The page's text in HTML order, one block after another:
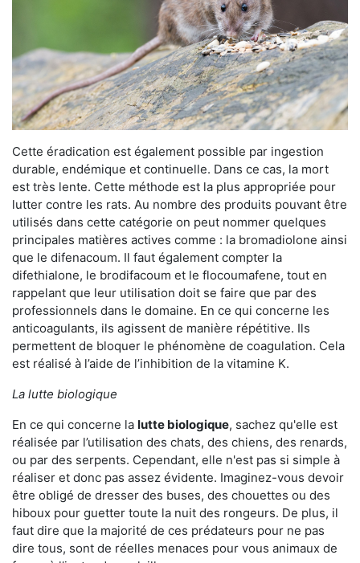
Cette éradication est également possible par ingestion
durable, endémique et continuelle. Dans ce cas, la mort
est très lente. Cette méthode est la plus appropriée pour
lutter contre les rats. Au nombre des produits pouvant être
utilisés dans cette catégorie on peut nommer quelques
principales matières actives comme : la bromadiolone ainsi
que le difenacoum. Il faut également compter la
difethialone, le brodifacoum et le flocoumafene, tout en
rappelant que leur utilisation doit se faire que par des
professionnels dans le domaine. En ce qui concerne les
anticoagulants, ils agissent de manière répétitive. Ils
permettent de bloquer le phénomène de coagulation. Cela
est réalisé à l’aide de l’inhibition de la vitamine K.
La lutte biologique
En ce qui concerne la lutte biologique, sachez qu'elle est
réalisée par l’utilisation des chats, des chiens, des renards,
ou par des serpents. Cependant, elle n'est pas si simple à
réaliser et donc pas assez évidente. Imaginez-vous devoir
être obligé de dresser des buses, des chouettes ou des
hiboux pour guetter toute la nuit des rongeurs. De plus, il
faut dire que la majorité de ces prédateurs pour ne pas
dire tous, sont de réelles menaces pour vous animaux de